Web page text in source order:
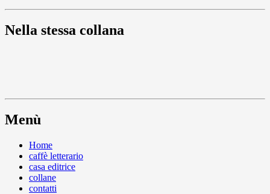
Nella stessa collana
Menù
Home
caffè letterario
casa editrice
collane
contatti